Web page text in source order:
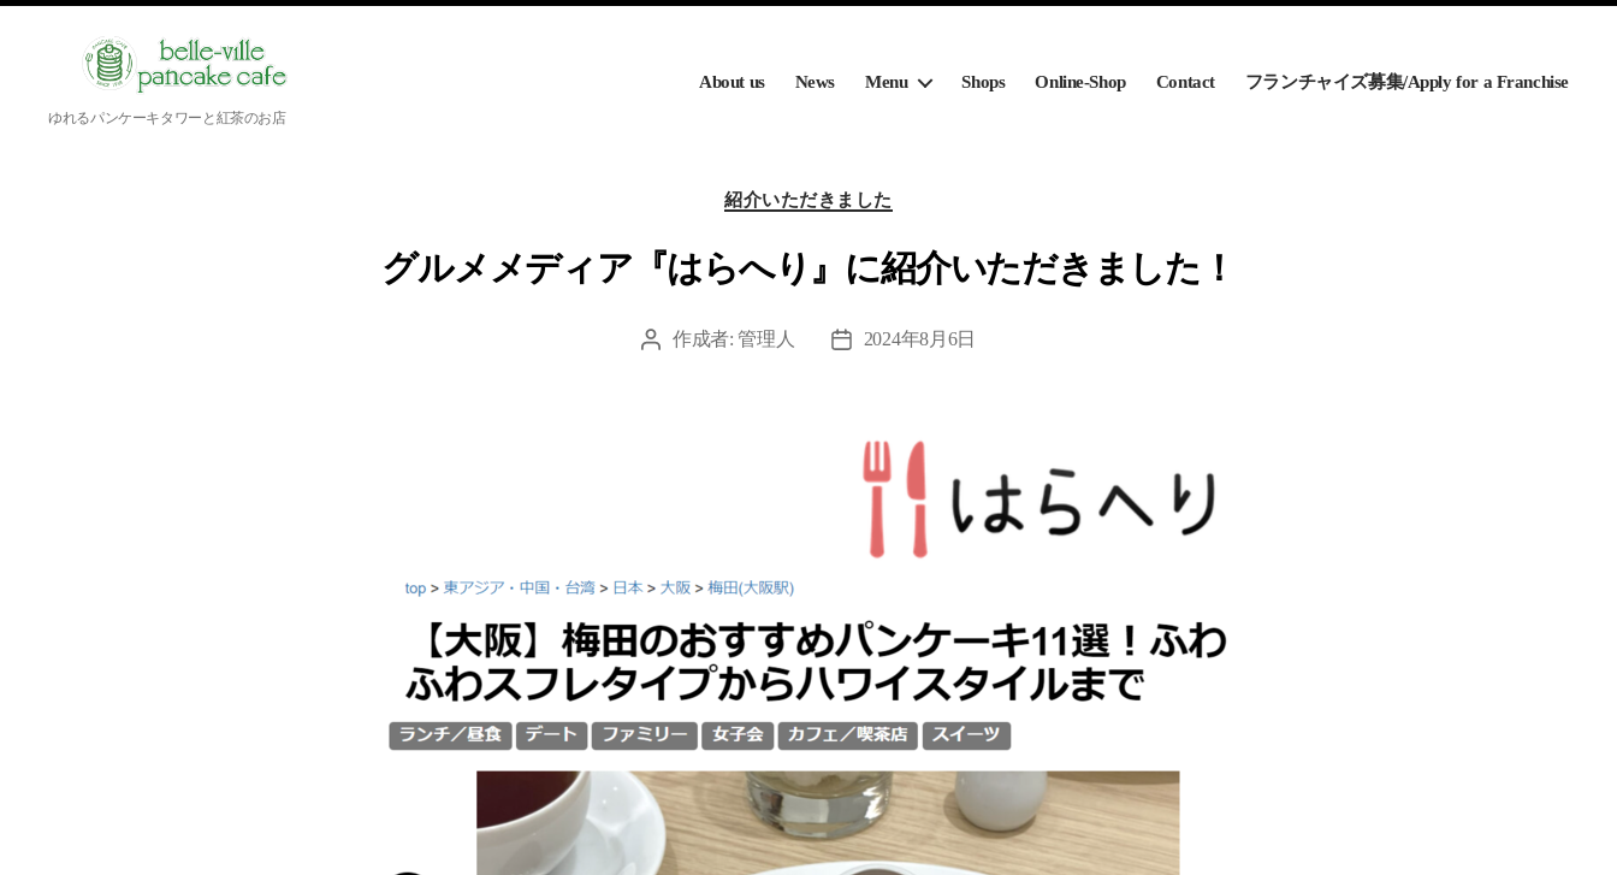
belle-
ゆれるパンケーキタワーと紅茶のお店
About us News Menu Shops Online-Shop Contact フランチャイズ募集/Apply for a Franchise
カ
テ
ー
紹介いただきました
グルメメディア『はらへり』に紹介いただきました！
投 作成者:管理人
投
2024年8月6日